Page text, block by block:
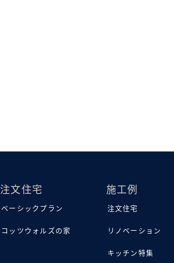
注文住宅
ベーシックプラン
コッツウォルズの家
施工例
注文住宅
リノベーション
キッチン特集